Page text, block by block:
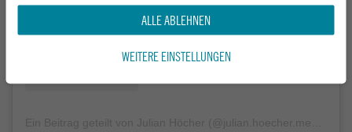
ALLE ABLEHNEN
WEITERE EINSTELLUNGEN